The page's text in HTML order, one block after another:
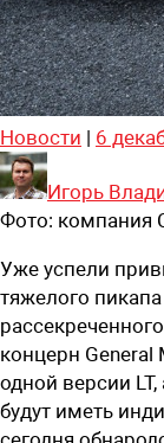
Новости | 6
Игорь
Фото: компания
Уже успели
тяжелого пикапа
концерн
одной версии
будут иметь